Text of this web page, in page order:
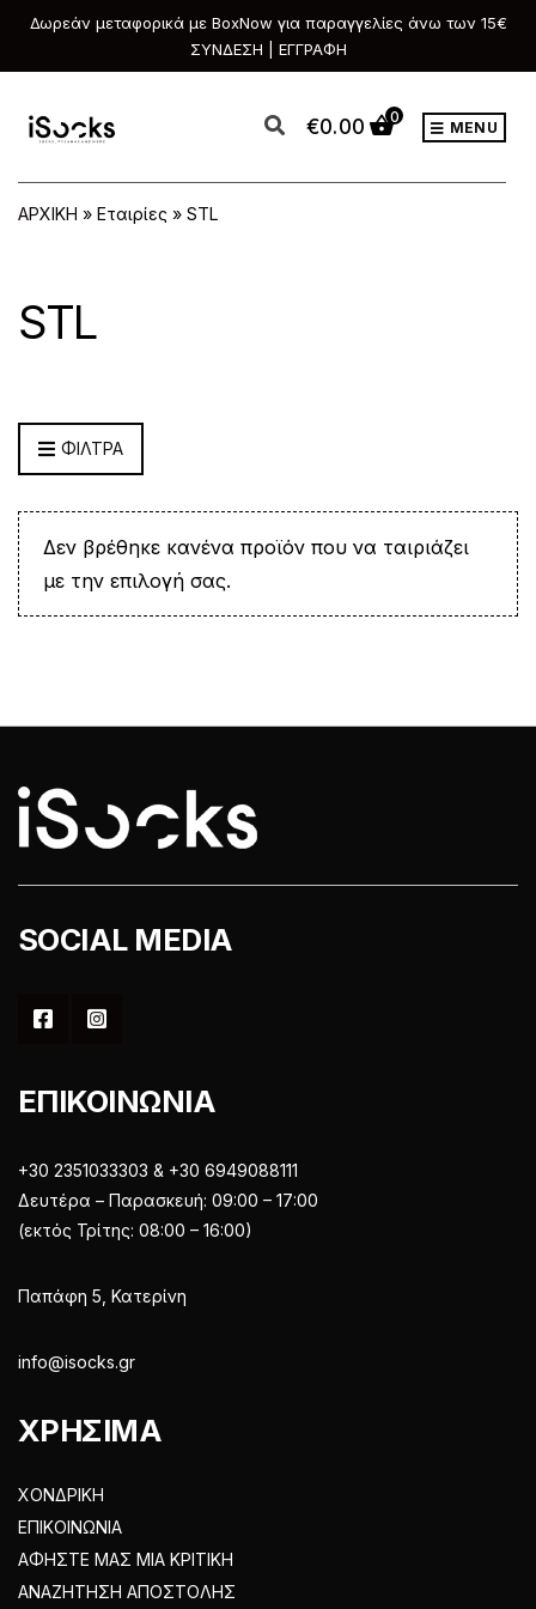
Δωρεάν μεταφορικά με BoxNow για παραγγελίες άνω των 15€
ΣΥΝΔΕΣΗ | ΕΓΓΡΑΦΗ
€0.00 0
MENU
ΑΡΧΙΚΗ » Εταιρίες » STL
STL
ΦΙΛΤΡΑ
Δεν βρέθηκε κανένα προϊόν που να ταιριάζει
με την επιλογή σας.
SOCIAL MEDIA
ΕΠΙΚΟΙΝΩΝΙΑ
+30 2351033303 & +30 6949088111
Δευτέρα – Παρασκευή: 09:00 – 17:00
(εκτός Τρίτης: 08:00 – 16:00)
Παπάφη 5, Κατερίνη
info@isocks.gr
ΧΡΗΣΙΜΑ
ΧΟΝΔΡΙΚΗ
ΕΠΙΚΟΙΝΩΝΙΑ
ΑΦΗΣΤΕ ΜΑΣ ΜΙΑ ΚΡΙΤΙΚΗ
ΑΝΑΖΗΤΗΣΗ ΑΠΟΣΤΟΛΗΣ